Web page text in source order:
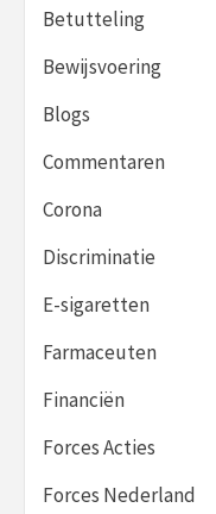
Betutteling
Bewijsvoering
Blogs
Commentaren
Corona
Discriminatie
E-sigaretten
Farmaceuten
Financiën
Forces Acties
Forces Nederland